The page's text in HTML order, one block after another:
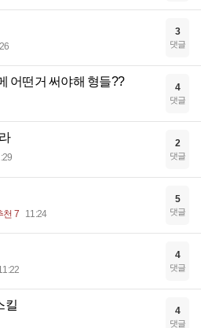
3
댓글
어떤거 써야해 형들?? 4
댓글
2
댓글
천 7 11:24
5
댓글
4
댓글
킬 4
댓글